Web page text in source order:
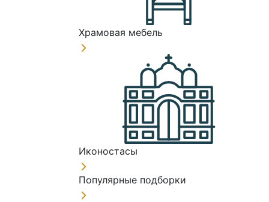
Храмовая мебель
Иконостасы
Популярные подборки